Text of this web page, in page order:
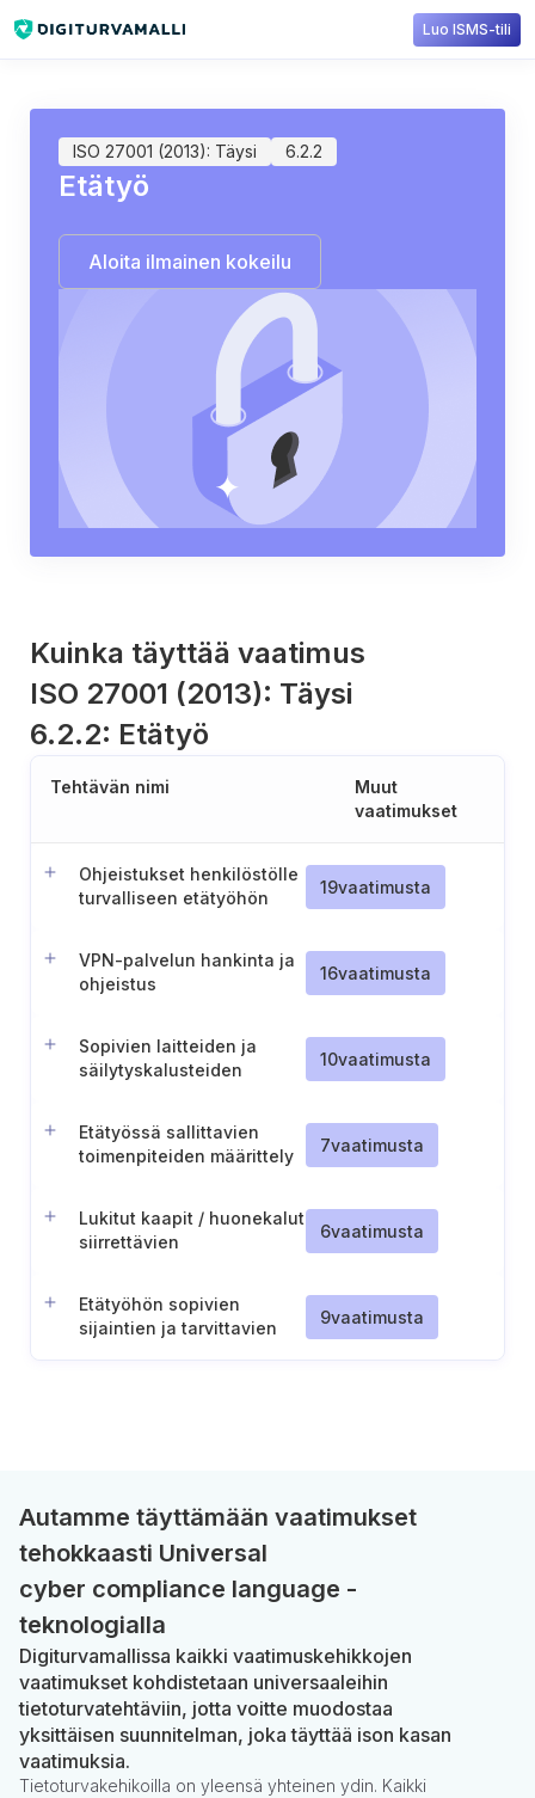
Luo ISMS-tili
ISO 27001 (2013): Täysi 6.2.2
Etätyö
Aloita ilmainen kokeilu
Kuinka täyttää vaatimus
ISO 27001 (2013): Täysi
6.2.2: Etätyö
Tehtävän nimi
Muut
vaatimukset
Ohjeistukset henkilöstölle
turvalliseen etätyöhön
19vaatimusta
VPN-palvelun hankinta ja
ohjeistus
16vaatimusta
Sopivien laitteiden ja
säilytyskalusteiden
10vaatimusta
Etätyössä sallittavien
toimenpiteiden määrittely
7vaatimusta
Lukitut kaapit / huonekalut
siirrettävien
6vaatimusta
Etätyöhön sopivien
sijaintien ja tarvittavien
9vaatimusta
Autamme täyttämään vaatimukset
tehokkaasti Universal
cyber compliance language -
teknologialla
Digiturvamallissa kaikki vaatimuskehikkojen
vaatimukset kohdistetaan universaaleihin
tietoturvatehtäviin, jotta voitte muodostaa
yksittäisen suunnitelman, joka täyttää ison kasan
vaatimuksia.
Tietoturvakehikoilla on yleensä yhteinen ydin. Kaikki